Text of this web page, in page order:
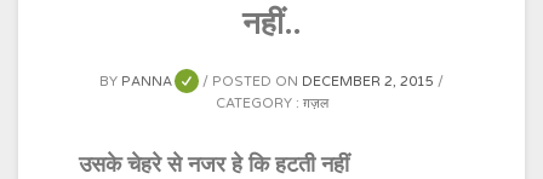
नहीं..
BY PANNA POSTED ON DECEMBER 2, 2015
CATEGORY : ग़ज़ल
उसके चेहरे से नजर हे कि हटती नहीं